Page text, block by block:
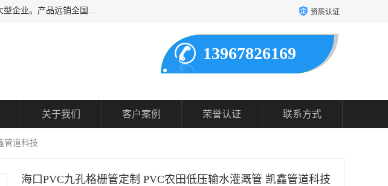
凯鑫管道科技有限公司是一家专业生产PPH、CPVC各类塑料阀门、塑料管道等非金属防腐化工设备的大型企业。产品远销全国三十一个省、市、自治区,广泛应用于化工、石油、氯碱、染料、制药、农药等行业，深受广大用户欢迎，是目前国内生产化工泵、阀门规模较大的生产基地之一。 资质认证
13967826169
关于我们 客户案例 荣誉认证 联系方式
管道科技
海口PVC九孔格栅管定制 PVC农田低压输水灌溉管 凯鑫管道科技